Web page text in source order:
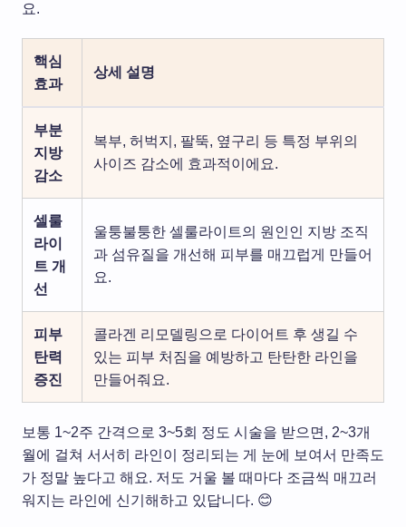
요.
핵심
효과
상세 설명
부분
지방
감소
복부, 허벅지, 팔뚝, 옆구리 등 특정 부위의
사이즈 감소에 효과적이에요.
셀룰
라이
트 개
선
울퉁불퉁한 셀룰라이트의 원인인 지방 조직
과 섬유질을 개선해 피부를 매끄럽게 만들어
요.
피부
탄력
증진
콜라겐 리모델링으로 다이어트 후 생길 수
있는 피부 처짐을 예방하고 탄탄한 라인을
만들어줘요.
보통 1~2주 간격으로 3~5회 정도 시술을 받으면, 2~3개
월에 걸쳐 서서히 라인이 정리되는 게 눈에 보여서 만족도
가 정말 높다고 해요. 저도 거울 볼 때마다 조금씩 매끄러
워지는 라인에 신기해하고 있답니다. 😊